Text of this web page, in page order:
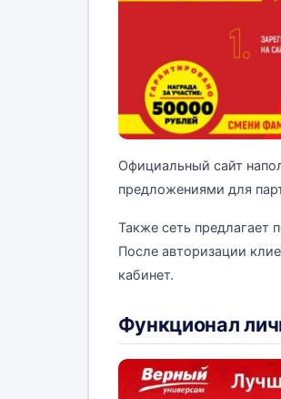
Официальный сайт
предложениями для
Также сеть предлагает
После авторизации
кабинет.
Функционал